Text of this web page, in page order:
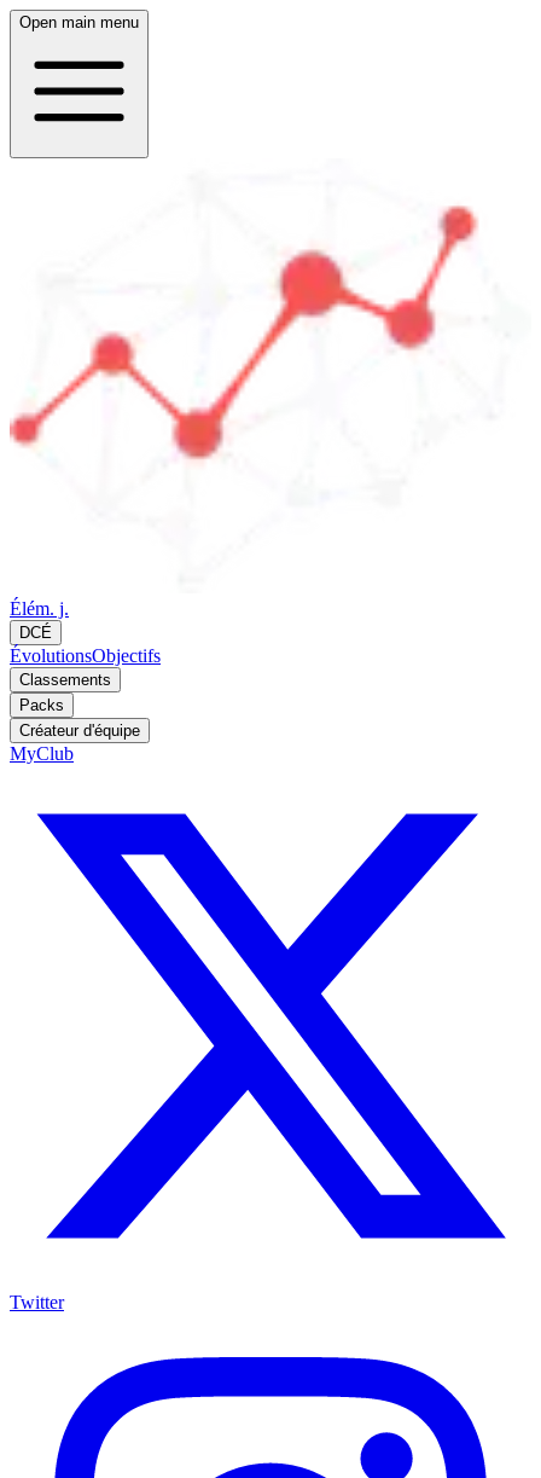
Open main menu
Élém. j.
DCÉ
ÉvolutionsObjectifs
Classements
Packs
Créateur d'équipe
MyClub
Twitter